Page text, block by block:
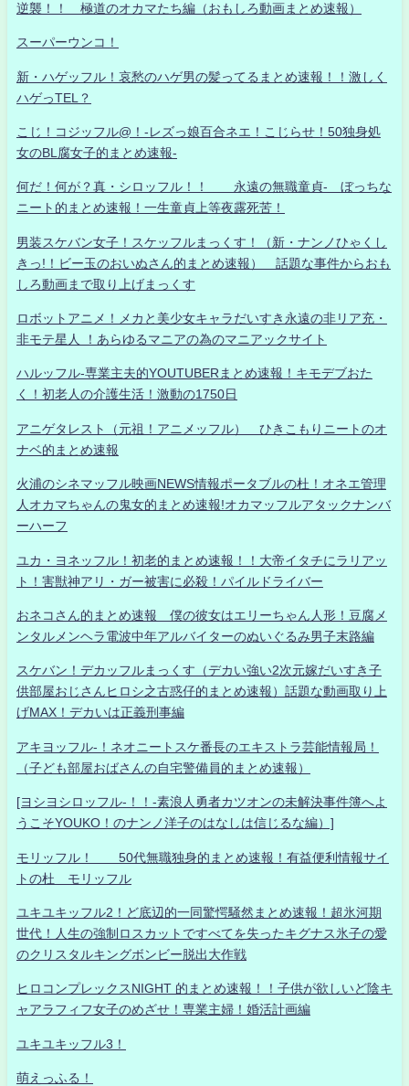
逆襲！！ 極道のオカマたち編（おもしろ動画まとめ速報）
スーパーウンコ！
新・ハゲッフル！哀愁のハゲ男の髪ってるまとめ速報！！激しく
ハゲっTEL？
こじ！コジッフル@！-レズっ娘百合ネエ！こじらせ！50独身処
女のBL腐女子的まとめ速報-
何だ！何が？真・シロッフル！！ 永遠の無職童貞- ぼっちな
ニート的まとめ速報！一生童貞上等夜露死苦！
男装スケバン女子！スケッフルまっくす！（新・ナンノひゃくし
きっ!！ビー玉のおいぬさん的まとめ速報） 話題な事件からおも
しろ動画まで取り上げまっくす
ロボットアニメ！メカと美少女キャラだいすき永遠の非リア充・
非モテ星人 ！あらゆるマニアの為のマニアックサイト
ハルッフル-専業主夫的YOUTUBERまとめ速報！キモデブおた
く！初老人の介護生活！激動の1750日
アニゲタレスト（元祖！アニメッフル） ひきこもりニートのオ
ナベ的まとめ速報
火浦のシネマッフル映画NEWS情報ポータブルの杜！オネエ管理
人オカマちゃんの鬼女的まとめ速報!オカマッフルアタックナンバ
ーハーフ
ユカ・ヨネッフル！初老的まとめ速報！！大帝イタチにラリアッ
ト！害獣神アリ・ガー被害に必殺！パイルドライバー
おネコさん的まとめ速報 僕の彼女はエリーちゃん人形！豆腐メ
ンタルメンヘラ電波中年アルバイターのぬいぐるみ男子末路編
スケバン！デカッフルまっくす（デカい強い2次元嫁だいすき子
供部屋おじさんヒロシ之古惑仔的まとめ速報）話題な動画取り上
げMAX！デカいは正義刑事編
アキヨッフル-！ネオニートスケ番長のエキストラ芸能情報局！
（子ども部屋おばさんの自宅警備員的まとめ速報）
[ヨシヨシロッフル-！！-素浪人勇者カツオンの未解決事件簿へよ
うこそYOUKO！のナンノ洋子のはなしは信じるな編）]
モリッフル！ 50代無職独身的まとめ速報！有益便利情報サイ
トの杜 モリッフル
ユキユキッフル2！ど底辺的一同驚愕騒然まとめ速報！超氷河期
世代！人生の強制ロスカットですべてを失ったキグナス氷子の愛
のクリスタルキングボンビー脱出大作戦
ヒロコンプレックスNIGHT 的まとめ速報！！子供が欲しいど陰キ
ャアラフィフ女子のめざせ！専業主婦！婚活計画編
ユキユキッフル3！
萌えっふる！